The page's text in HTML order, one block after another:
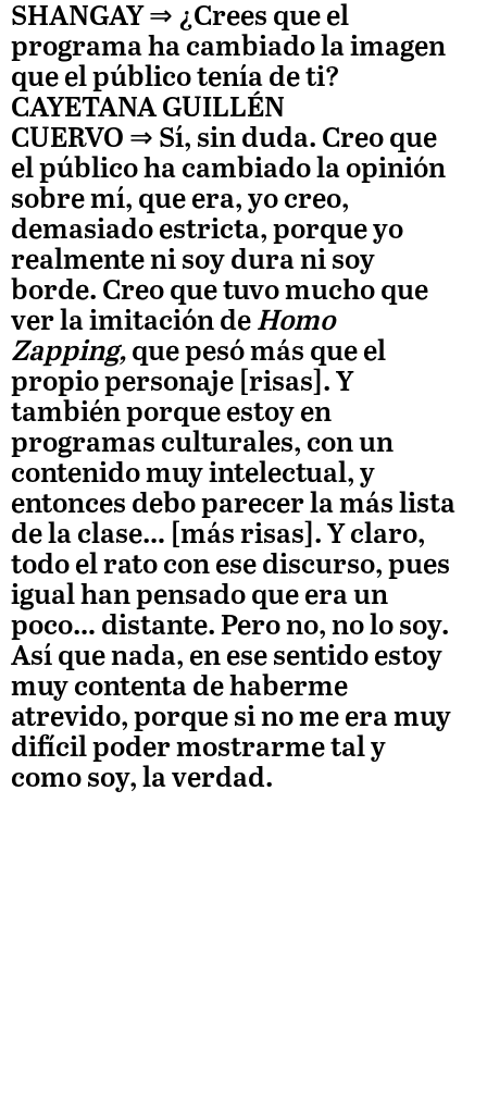
SHANGAY ⇒ ¿Crees que el
programa ha cambiado la imagen
que el público tenía de ti?
CAYETANA GUILLÉN
CUERVO ⇒ Sí, sin duda. Creo que
el público ha cambiado la opinión
sobre mí, que era, yo creo,
demasiado estricta, porque yo
realmente ni soy dura ni soy
borde. Creo que tuvo mucho que
ver la imitación de Homo
Zapping, que pesó más que el
propio personaje [risas]. Y
también porque estoy en
programas culturales, con un
contenido muy intelectual, y
entonces debo parecer la más lista
de la clase… [más risas]. Y claro,
todo el rato con ese discurso, pues
igual han pensado que era un
poco… distante. Pero no, no lo soy.
Así que nada, en ese sentido estoy
muy contenta de haberme
atrevido, porque si no me era muy
difícil poder mostrarme tal y
como soy, la verdad.